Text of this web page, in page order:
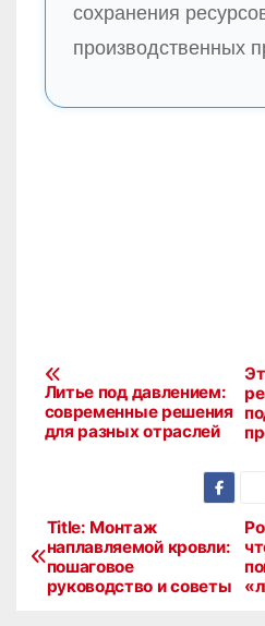
сохранения
производственных
Н
а
и
г
а
Литье под давлением:
современные решения
для разных отраслей
НTitle: Монтаж
наплавляемой кровли:
пошаговое
руководство и советы